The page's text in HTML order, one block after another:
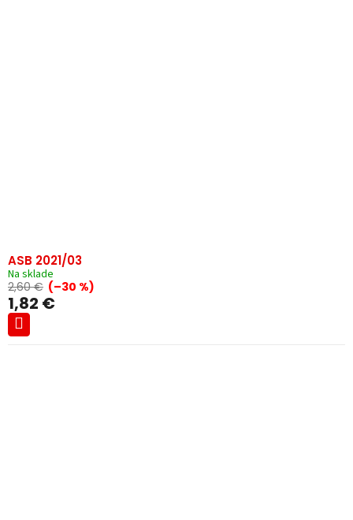
ASB 2021/03
Na sklade
2,60 € (–30 %)
1,82 €